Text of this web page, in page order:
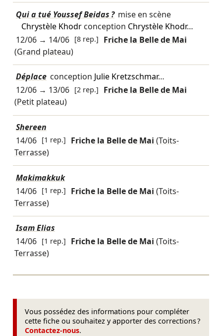
Qui a tué Youssef Beidas ? mise en scène
Chrystèle Khodrconception Chrystèle Khodr…
12/06→ 14/06 [8 rep.]
Friche la Belle de Mai
(Grand plateau)
Déplace conception Julie Kretzschmar…
12/06→ 13/06 [2 rep.]
Friche la Belle de Mai
(Petit plateau)
Shereen
14/06 [1 rep.] Friche la Belle de Mai(Toits-
Terrasse)
Makimakkuk
14/06 [1 rep.] Friche la Belle de Mai(Toits-
Terrasse)
Isam Elias
14/06 [1 rep.] Friche la Belle de Mai(Toits-
Terrasse)
Vous possédez des informations pour compléter
cette fiche ou souhaitez y apporter des corrections ?
Contactez-nous.